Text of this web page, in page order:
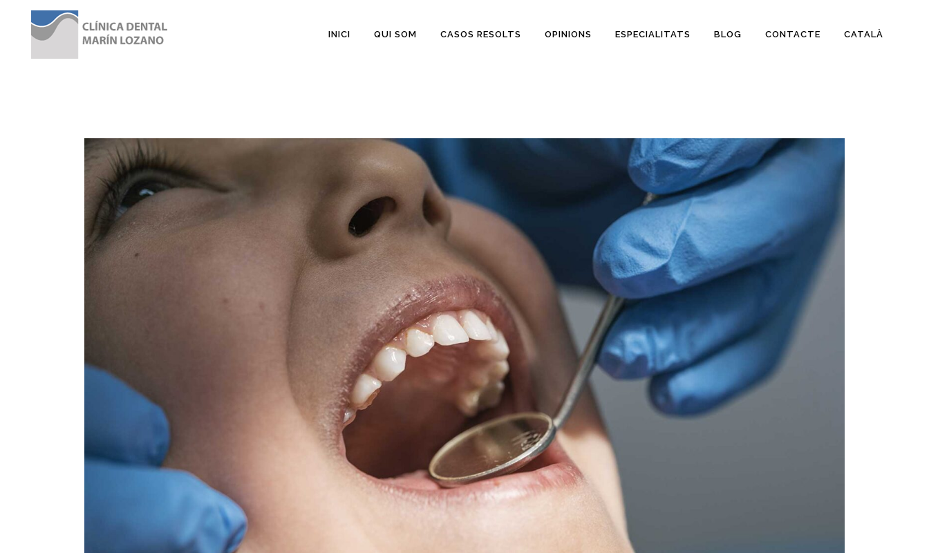
INICI QUI SOM CASOS RESOLTS OPINIONS ESPECIALITATS BLOG CONTACTE CATALÀ